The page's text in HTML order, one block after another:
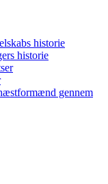
historie
historie
gennem